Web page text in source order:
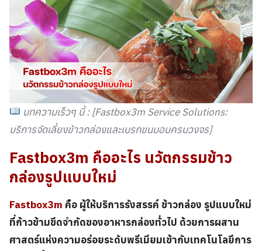
บทความเร็วๆ นี้ : [Fastbox3m Service Solutions:
บริการจัดเลี้ยงข้าวกล่องและเบรกขนมอบครบวงจร]
Fastbox3m คืออะไร นวัตกรรมข้าว
กล่องรูปแบบใหม่
Fastbox3m คือ ผู้ให้บริการรังสรรค์ ข้าวกล่อง รูปแบบใหม่
ที่ก้าวข้ามขีดจำกัดของอาหารกล่องทั่วไป ด้วยการผสาน
ศาสตร์แห่งความอร่อยระดับพรีเมียมเข้ากับเทคโนโลยีการ